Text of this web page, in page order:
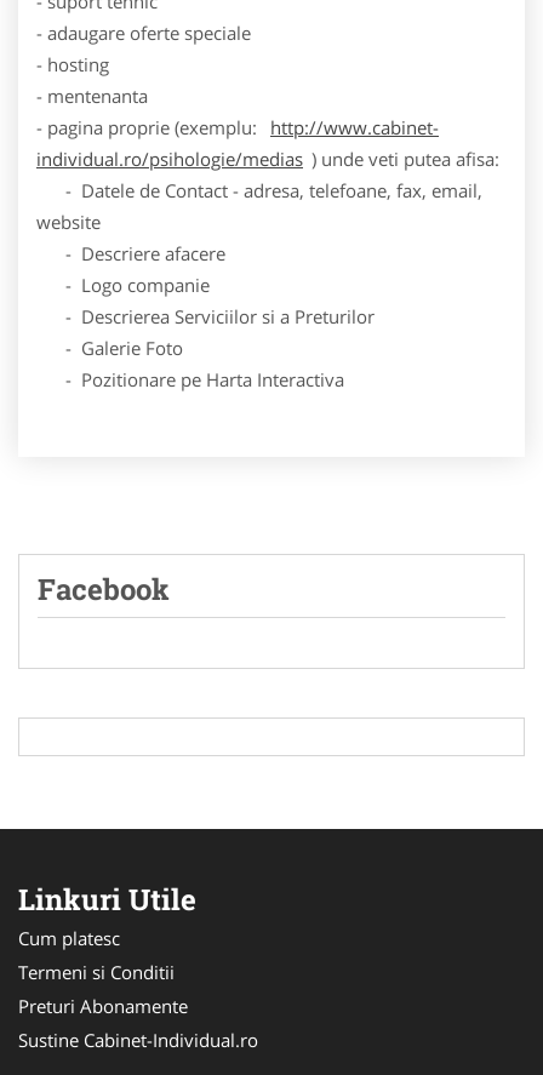
- adaugare oferte speciale
- hosting
- mentenanta
- pagina proprie (exemplu:
http://www.cabinet-
individual.ro/psihologie/medias ) unde veti putea afisa:
- Datele de Contact - adresa, telefoane, fax, email,
website
- Descriere afacere
- Logo companie
- Descrierea Serviciilor si a Preturilor
- Galerie Foto
- Pozitionare pe Harta Interactiva
Facebook
Linkuri Utile
Cum platesc
Termeni si Conditii
Preturi Abonamente
Sustine Cabinet-Individual.ro